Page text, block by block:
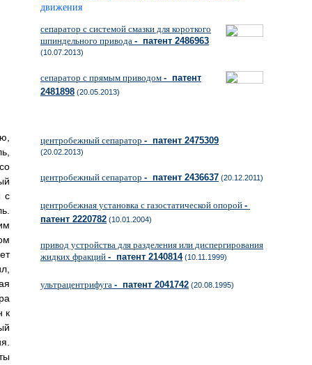
с
к
движения
сепаратор с системой смазки для короткого
шпиндельного привода - патент 2486963
(10.07.2013)
сепаратор с прямым приводом - патент
2481898 (20.05.2013)
центробежный сепаратор - патент 2475309
(20.02.2013)
центробежный сепаратор - патент 2436637 (20.12.2011)
центробежная установка с газостатической опорой -
патент 2220782 (10.01.2004)
привод устройства для разделения или диспергирования
жидких фракций - патент 2140814(10.11.1999)
ультрацентрифуга - патент 2041742 (20.08.1995)